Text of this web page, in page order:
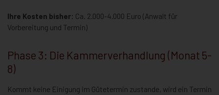
Ihre Kosten bisher: Ca. 2.000-4.000 Euro (Anwalt für
Vorbereitung und Termin)
Phase 3: Die Kammerverhandlung (Monat 5-
8)
Kommt keine Einigung im Gütetermin zustande, wird ein Termin